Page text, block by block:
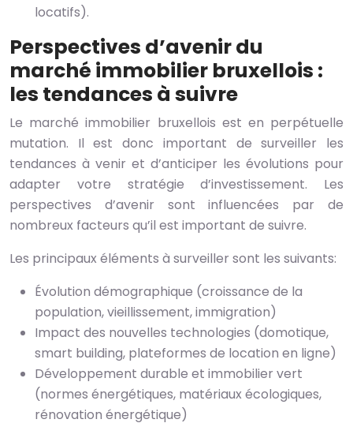
locatifs).
Perspectives d’avenir du
marché immobilier bruxellois :
les tendances à suivre
Le marché immobilier bruxellois est en perpétuelle
mutation. Il est donc important de surveiller les
tendances à venir et d’anticiper les évolutions pour
adapter votre stratégie d’investissement. Les
perspectives d’avenir sont influencées par de
nombreux facteurs qu’il est important de suivre.
Les principaux éléments à surveiller sont les suivants:
Évolution démographique (croissance de la
population, vieillissement, immigration)
Impact des nouvelles technologies (domotique,
smart building, plateformes de location en ligne)
Développement durable et immobilier vert
(normes énergétiques, matériaux écologiques,
rénovation énergétique)